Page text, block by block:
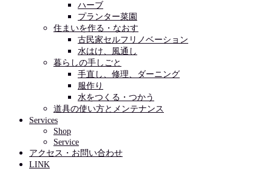
ハーブ
プランター菜園
住まいを作る・なおす
古民家セルフリノベーション
水はけ、風通し
暮らしの手しごと
手直し、修理、ダーニング
服作り
水をつくる・つかう
道具の使い方とメンテナンス
Services
Shop
Service
アクセス・お問い合わせ
LINK